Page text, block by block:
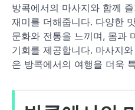
방콕에서의 마사지와 함께
재미를 더해줍니다. 다양한
문화와 전통을 느끼며, 몸과
기회를 제공합니다. 마사지
은 방콕에서의 여행을 더욱